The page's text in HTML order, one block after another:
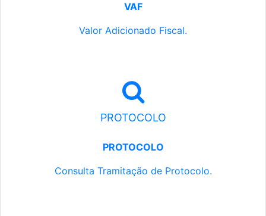
VAF
Valor Adicionado Fiscal.
PROTOCOLO
PROTOCOLO
Consulta Tramitação de Protocolo.